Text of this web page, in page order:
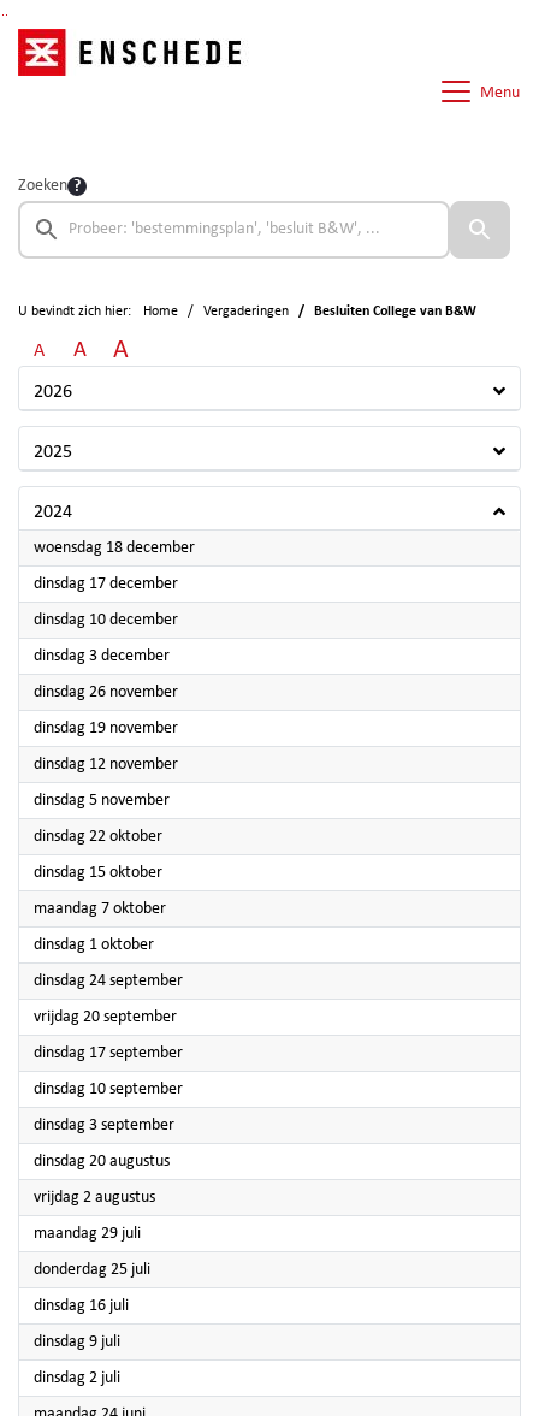
Menu
Zoeken
U bevindt zich hier: Home Vergaderingen Besluiten College van B&W
A A A
2026
2025
2024
woensdag 18 december2024
dinsdag 17 december2024
dinsdag 10 december2024
dinsdag 3 december2024
dinsdag 26 november2024
dinsdag 19 november2024
dinsdag 12 november2024
dinsdag 5 november2024
dinsdag 22 oktober2024
dinsdag 15 oktober2024
maandag 7 oktober2024
dinsdag 1 oktober2024
dinsdag 24 september2024
vrijdag 20 september2024
dinsdag 17 september2024
dinsdag 10 september2024
dinsdag 3 september2024
dinsdag 20 augustus2024
vrijdag 2 augustus2024
maandag 29 juli2024
donderdag 25 juli2024
dinsdag 16 juli2024
dinsdag 9 juli2024
dinsdag 2 juli2024